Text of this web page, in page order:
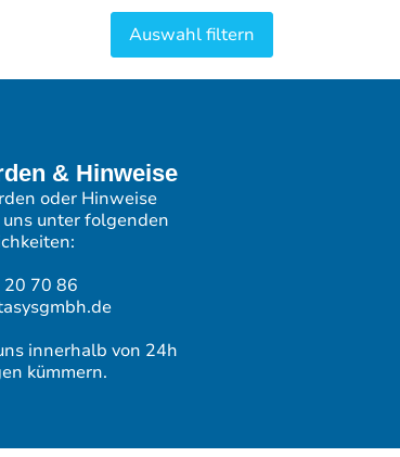
& Hinweise
oder Hinweise
unter folgenden
70 86
innerhalb von 24h
kümmern.